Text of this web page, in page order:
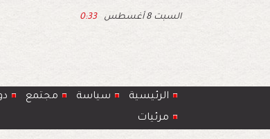
السبت 8 أغسطس 0:33
الرئيسية سياسة مجتمع
مرئيات